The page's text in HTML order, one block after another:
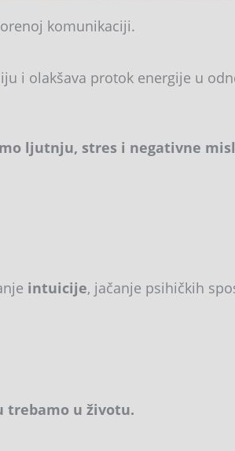
komunikaciji.
i olakšava protok energije u
ljutnju, stres i negativne
intuicije, jačanje psihičkih
trebamo u životu.